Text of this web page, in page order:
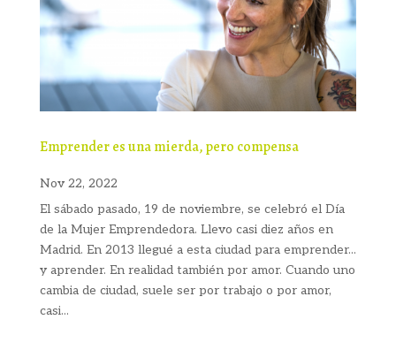
Emprender es una mierda, pero compensa
Nov 22, 2022
El sábado pasado, 19 de noviembre, se celebró el Día
de la Mujer Emprendedora. Llevo casi diez años en
Madrid. En 2013 llegué a esta ciudad para emprender...
y aprender. En realidad también por amor. Cuando uno
cambia de ciudad, suele ser por trabajo o por amor,
casi...